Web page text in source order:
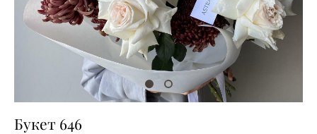
Букет 646